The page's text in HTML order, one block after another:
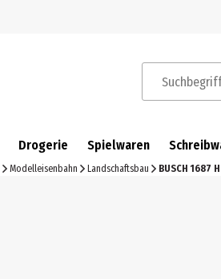
Suchbegriffe
Drogerie Spielwaren
Modelleisenbahn Landschaftsbau BUSCH